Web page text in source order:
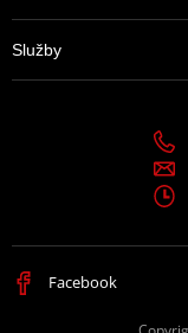
Služby
Facebook